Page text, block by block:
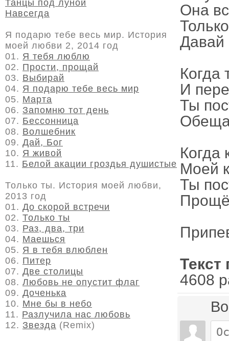
Она
Давай
Когда
И
Ты
Когда
Моей
Ты
Текст
4608
Танцы под луной
Навсегда
Я подарю тебе весь мир. История
моей любви 2, 2014 год
01. Я тебя люблю
02. Прости, прощай
03. Выбирай
04. Я подарю тебе весь мир
05. Марта
06. Запомню тот день
07. Бессонница
08. Волшебник
09. Дай, Бог
10. Я живой
11. Белой акации гроздья душистые
Только ты. История моей любви,
2013 год
01. До скорой встречи
02. Только ты
03. Раз, два, три
04. Маешься
05. Я в тебя влюблен
06. Питер
07. Две столицы
08. Любовь не опустит флаг
09. Доченька
10. Мне бы в небо
11. Разлучила нас любовь
12. Звезда (Remix)